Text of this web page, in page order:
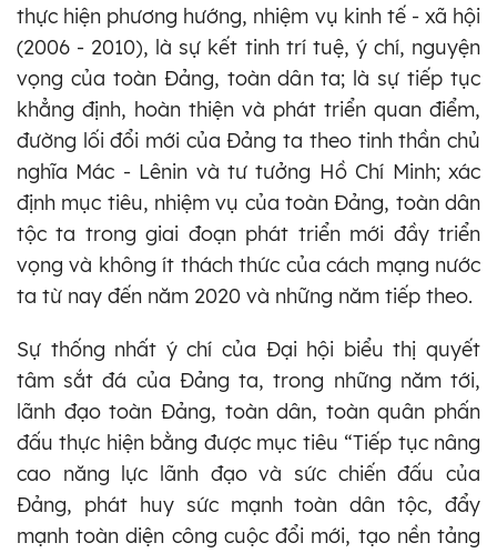
thực hiện phương hướng, nhiệm vụ kinh tế - xã hội
(2006 - 2010), là sự kết tinh trí tuệ, ý chí, nguyện
vọng của toàn Đảng, toàn dân ta; là sự tiếp tục
khẳng định, hoàn thiện và phát triển quan điểm,
đường lối đổi mới của Đảng ta theo tinh thần chủ
nghĩa Mác - Lênin và tư tưởng Hồ Chí Minh; xác
định mục tiêu, nhiệm vụ của toàn Đảng, toàn dân
tộc ta trong giai đoạn phát triển mới đầy triển
vọng và không ít thách thức của cách mạng nước
ta từ nay đến năm 2020 và những năm tiếp theo.
Sự thống nhất ý chí của Đại hội biểu thị quyết
tâm sắt đá của Đảng ta, trong những năm tới,
lãnh đạo toàn Đảng, toàn dân, toàn quân phấn
đấu thực hiện bằng được mục tiêu “Tiếp tục nâng
cao năng lực lãnh đạo và sức chiến đấu của
Đảng, phát huy sức mạnh toàn dân tộc, đẩy
mạnh toàn diện công cuộc đổi mới, tạo nền tảng